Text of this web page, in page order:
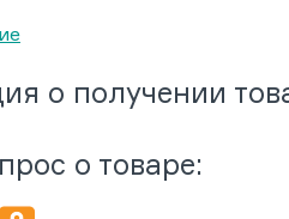
о получении
о товаре: